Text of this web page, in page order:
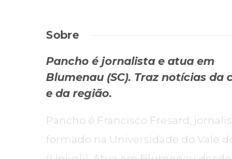
Sobre
Pancho é jornalista e atua em
Blumenau (SC). Traz notícias da
e da região.
Pancho é Francisco Fresard,
formado na Universidade do Vale